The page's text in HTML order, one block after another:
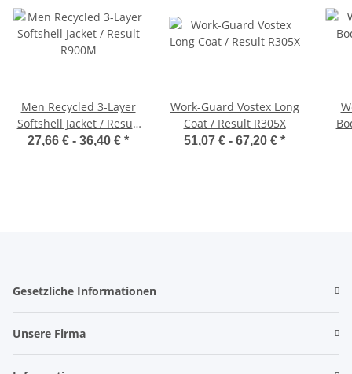
Men Recycled 3-Layer
Softshell Jacket / Result
R900M
27,66 € - 36,40 € *
Work-Guard Vostex Long
Coat / Result R305X
51,07 € - 67,20 € *
Gesetzliche Informationen
Unsere Firma